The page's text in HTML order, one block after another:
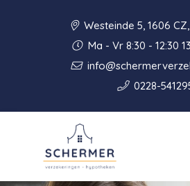
Westeinde 5, 1606
Ma - Vr 8:30 - 12:30
0228-